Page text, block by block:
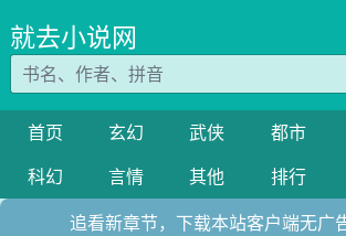
就去小说网
首页 玄幻 武侠 都市
科幻
言情 其他 排行
追看新章节，下载本站客户端无广